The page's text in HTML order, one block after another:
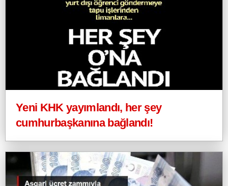
Yeni KHK yayımlandı, her şey
cumhurbaşkanına bağlandı!